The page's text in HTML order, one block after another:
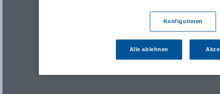
Konfigurieren
Alle ablehnen